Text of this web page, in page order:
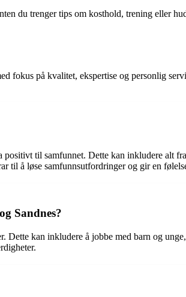
du trenger tips om kosthold, trening eller
fokus på kvalitet, ekspertise og personlig
til samfunnet. Dette kan inkludere alt
til å løse samfunnsutfordringer og gir en
Sandnes?
kan inkludere å jobbe med barn og